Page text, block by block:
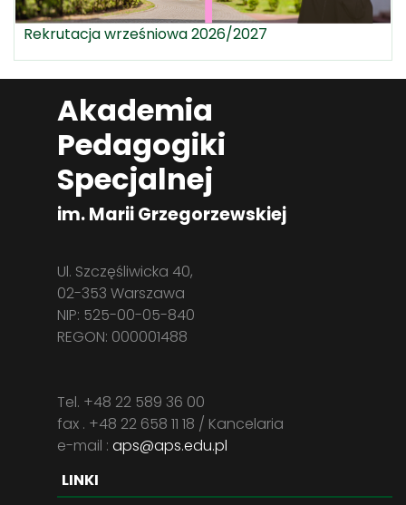
Rekrutacja wrześniowa 2026/2027
Akademia
Pedagogiki
Specjalnej
im. Marii Grzegorzewskiej
Ul. Szczęśliwicka 40,
02-353 Warszawa
NIP: 525-00-05-840
REGON: 000001488
Tel. +48 22 589 36 00
fax . +48 22 658 11 18 / Kancelaria
e-mail : aps@aps.edu.pl
LINKI